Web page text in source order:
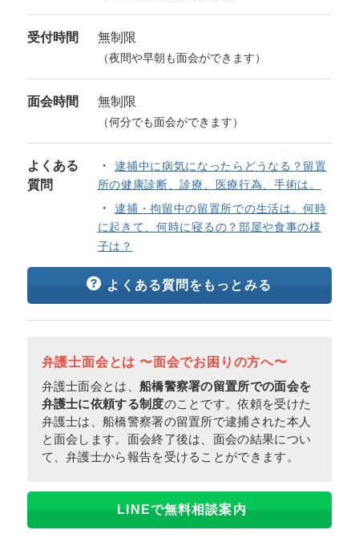
受付時間 無制限
（夜間や早朝も面会ができます）
面会時間 無制限
（何分でも面会ができます）
よくある
質問
逮捕中に病気になったらどうなる？留置
所の健康診断、診療、医療行為、手術は。
逮捕・拘留中の留置所での生活は。何時
に起きて、何時に寝るの？部屋や食事の様
子は？
よくある質問をもっとみる
弁護士面会とは 〜面会でお困りの方へ〜
弁護士面会とは、 船橋警察署の留置所での面会を
弁護士に依頼する制度のことです。依頼を受けた
弁護士は、船橋警察署の留置所で逮捕された本人
と面会します。面会終了後は、面会の結果につい
て、弁護士から報告を受けることができます。
LINEで無料相談案内